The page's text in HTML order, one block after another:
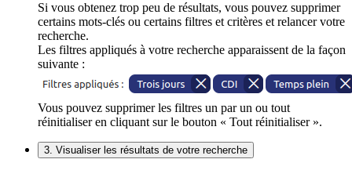
Si vous obtenez trop peu de résultats, vous pouvez supprimer
certains mots-clés ou certains filtres et critères et relancer votre
recherche.
Les filtres appliqués à votre recherche apparaissent de la façon
suivante :
Vous pouvez supprimer les filtres un par un ou tout
réinitialiser en cliquant sur le bouton « Tout réinitialiser ».
3. Visualiser les résultats de votre recherche